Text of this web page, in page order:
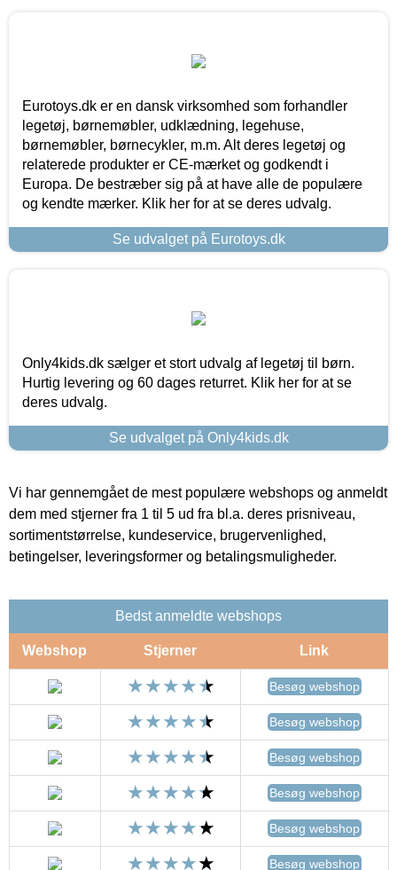
Eurotoys.dk er en dansk virksomhed som forhandler
legetøj, børnemøbler, udklædning, legehuse,
børnemøbler, børnecykler, m.m. Alt deres legetøj og
relaterede produkter er CE-mærket og godkendt i
Europa. De bestræber sig på at have alle de populære
og kendte mærker. Klik her for at se deres udvalg.
Se udvalget på Eurotoys.dk
Only4kids.dk sælger et stort udvalg af legetøj til børn.
Hurtig levering og 60 dages returret. Klik her for at se
deres udvalg.
Se udvalget på Only4kids.dk
Vi har gennemgået de mest populære webshops og anmeldt
dem med stjerner fra 1 til 5 ud fra bl.a. deres prisniveau,
sortimentstørrelse, kundeservice, brugervenlighed,
betingelser, leveringsformer og betalingsmuligheder.
Bedst anmeldte webshops
Webshop Stjerner Link
Besøg webshop
Besøg webshop
Besøg webshop
Besøg webshop
Besøg webshop
Besøg webshop